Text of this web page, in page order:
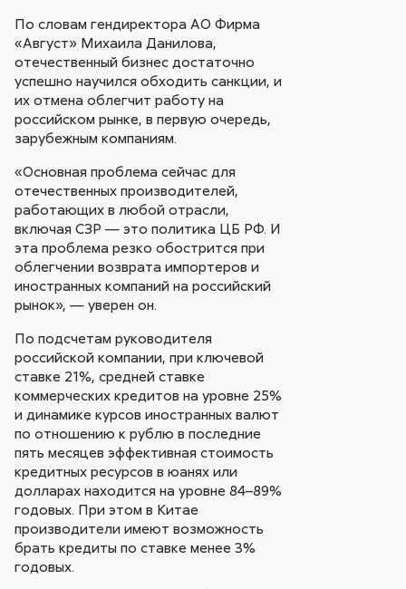
По словам гендиректора АО Фирма
«Август» Михаила Данилова,
отечественный бизнес достаточно
успешно научился обходить санкции, и
их отмена облегчит работу на
российском рынке, в первую очередь,
зарубежным компаниям.
«Основная проблема сейчас для
отечественных производителей,
работающих в любой отрасли,
включая СЗР — это политика ЦБ РФ. И
эта проблема резко обострится при
облегчении возврата импортеров и
иностранных компаний на российский
рынок», — уверен он.
По подсчетам руководителя
российской компании, при ключевой
ставке 21%, средней ставке
коммерческих кредитов на уровне 25%
и динамике курсов иностранных валют
по отношению к рублю в последние
пять месяцев эффективная стоимость
кредитных ресурсов в юанях или
долларах находится на уровне 84–89%
годовых. При этом в Китае
производители имеют возможность
брать кредиты по ставке менее 3%
годовых.